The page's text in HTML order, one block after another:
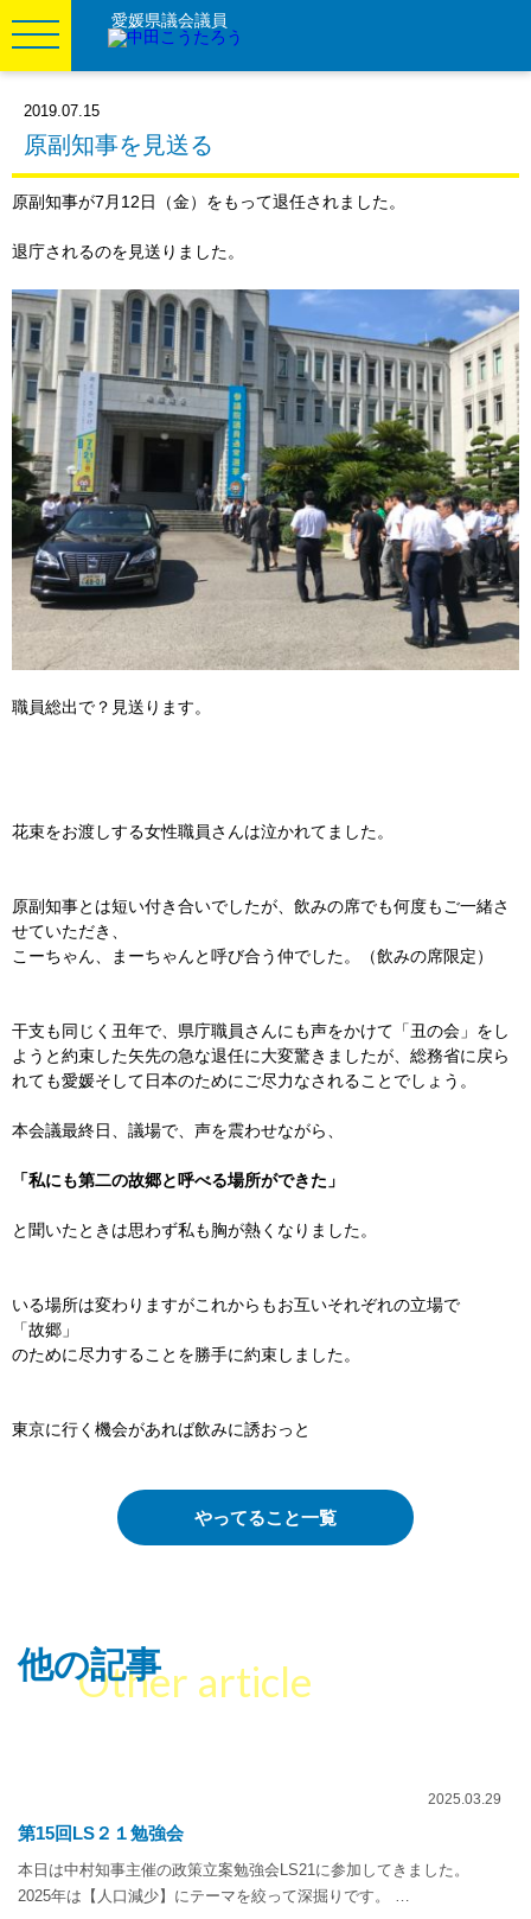
愛媛県議会議員
2019.07.15
原副知事を見送る
原副知事が7月12日（金）をもって退任されました。
退庁されるのを見送りました。
職員総出で？見送ります。
花束をお渡しする女性職員さんは泣かれてました。
原副知事とは短い付き合いでしたが、飲みの席でも何度もご一緒さ
せていただき、
こーちゃん、まーちゃんと呼び合う仲でした。（飲みの席限定）
干支も同じく丑年で、県庁職員さんにも声をかけて「丑の会」をし
ようと約束した矢先の急な退任に大変驚きましたが、総務省に戻ら
れても愛媛そして日本のためにご尽力なされることでしょう。
本会議最終日、議場で、声を震わせながら、
「私にも第二の故郷と呼べる場所ができた」
と聞いたときは思わず私も胸が熱くなりました。
いる場所は変わりますがこれからもお互いそれぞれの立場で
「故郷」
のために尽力することを勝手に約束しました。
東京に行く機会があれば飲みに誘おっと
やってること一覧
他の記事
Other article
2025.03.29
第15回LS２１勉強会
本日は中村知事主催の政策立案勉強会LS21に参加してきました。
2025年は【人口減少】にテーマを絞って深掘りです。 …